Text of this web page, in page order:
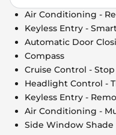
Air Conditioning -
Keyless Entry -
Automatic Door
Compass
Cruise Control -
Headlight Control -
Keyless Entry -
Air Conditioning -
Side Window Shade